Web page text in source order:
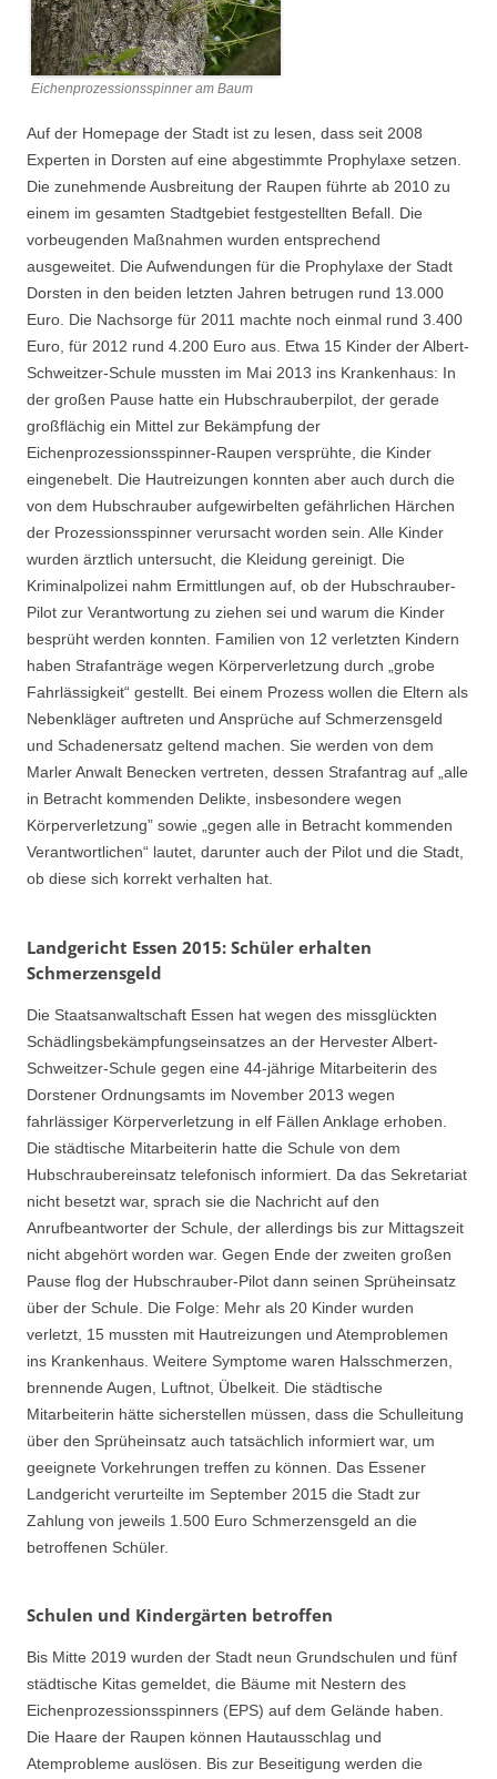
Eichenprozessionsspinner am Baum
Auf der Homepage der Stadt ist zu lesen, dass seit 2008
Experten in Dorsten auf eine abgestimmte Prophylaxe setzen.
Die zunehmende Ausbreitung der Raupen führte ab 2010 zu
einem im gesamten Stadtgebiet festgestellten Befall. Die
vorbeugenden Maßnahmen wurden entsprechend
ausgeweitet. Die Aufwendungen für die Prophylaxe der Stadt
Dorsten in den beiden letzten Jahren betrugen rund 13.000
Euro. Die Nachsorge für 2011 machte noch einmal rund 3.400
Euro, für 2012 rund 4.200 Euro aus. Etwa 15 Kinder der Albert-
Schweitzer-Schule mussten im Mai 2013 ins Krankenhaus: In
der großen Pause hatte ein Hubschrauberpilot, der gerade
großflächig ein Mittel zur Bekämpfung der
Eichenprozessionsspinner-Raupen versprühte, die Kinder
eingenebelt. Die Hautreizungen konnten aber auch durch die
von dem Hubschrauber aufgewirbelten gefährlichen Härchen
der Prozessionsspinner verursacht worden sein. Alle Kinder
wurden ärztlich untersucht, die Kleidung gereinigt. Die
Kriminalpolizei nahm Ermittlungen auf, ob der Hubschrauber-
Pilot zur Verantwortung zu ziehen sei und warum die Kinder
besprüht werden konnten. Familien von 12 verletzten Kindern
haben Strafanträge wegen Körperverletzung durch „grobe
Fahrlässigkeit“ gestellt. Bei einem Prozess wollen die Eltern als
Nebenkläger auftreten und Ansprüche auf Schmerzensgeld
und Schadenersatz geltend machen. Sie werden von dem
Marler Anwalt Benecken vertreten, dessen Strafantrag auf „alle
in Betracht kommenden Delikte, insbesondere wegen
Körperverletzung” sowie „gegen alle in Betracht kommenden
Verantwortlichen“ lautet, darunter auch der Pilot und die Stadt,
ob diese sich korrekt verhalten hat.
Landgericht Essen 2015: Schüler erhalten
Schmerzensgeld
Die Staatsanwaltschaft Essen hat wegen des missglückten
Schädlingsbekämpfungseinsatzes an der Hervester Albert-
Schweitzer-Schule gegen eine 44-jährige Mitarbeiterin des
Dorstener Ordnungsamts im November 2013 wegen
fahrlässiger Körperverletzung in elf Fällen Anklage erhoben.
Die städtische Mitarbeiterin hatte die Schule von dem
Hubschraubereinsatz telefonisch informiert. Da das Sekretariat
nicht besetzt war, sprach sie die Nachricht auf den
Anrufbeantworter der Schule, der allerdings bis zur Mittagszeit
nicht abgehört worden war. Gegen Ende der zweiten großen
Pause flog der Hubschrauber-Pilot dann seinen Sprüheinsatz
über der Schule. Die Folge: Mehr als 20 Kinder wurden
verletzt, 15 mussten mit Hautreizungen und Atemproblemen
ins Krankenhaus. Weitere Symptome waren Halsschmerzen,
brennende Augen, Luftnot, Übelkeit. Die städtische
Mitarbeiterin hätte sicherstellen müssen, dass die Schulleitung
über den Sprüheinsatz auch tatsächlich informiert war, um
geeignete Vorkehrungen treffen zu können. Das Essener
Landgericht verurteilte im September 2015 die Stadt zur
Zahlung von jeweils 1.500 Euro Schmerzensgeld an die
betroffenen Schüler.
Schulen und Kindergärten betroffen
Bis Mitte 2019 wurden der Stadt neun Grundschulen und fünf
städtische Kitas gemeldet, die Bäume mit Nestern des
Eichenprozessionsspinners (EPS) auf dem Gelände haben.
Die Haare der Raupen können Hautausschlag und
Atemprobleme auslösen. Bis zur Beseitigung werden die